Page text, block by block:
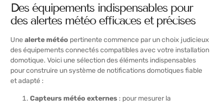
Des équipements indispensables pour
des alertes météo efficaces et précises
Une alerte météo pertinente commence par un choix judicieux
des équipements connectés compatibles avec votre installation
domotique. Voici une sélection des éléments indispensables
pour construire un système de notifications domotiques fiable
et adapté :
Capteurs météo externes : pour mesurer la